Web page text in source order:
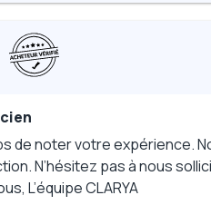
de noter votre expérience.
N’hésitez pas à nous
L’équipe CLARYA